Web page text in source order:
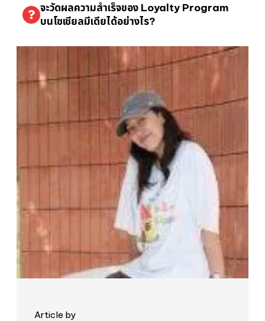
จะวัดผลความสำเร็จของ Loyalty Program
บนโซเชียลมีเดียได้อย่างไร?
Article by